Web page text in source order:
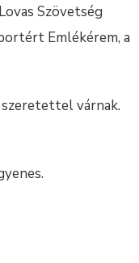
Szövetség
Emlékérem, a
szeretettel várnak.